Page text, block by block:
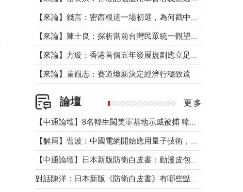
【來論】董觀志：賽道煥新決定經濟行穩致遠
論壇 更 多